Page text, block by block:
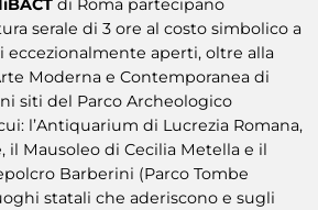
di Roma partecipano
serale di 3 ore al costo simbolico a
eccezionalmente aperti, oltre alla
Moderna e Contemporanea di
siti del Parco Archeologico
l’Antiquarium di Lucrezia Romana,
il Mausoleo di Cecilia Metella e il
Barberini (Parco Tombe
statali che aderiscono e sugli